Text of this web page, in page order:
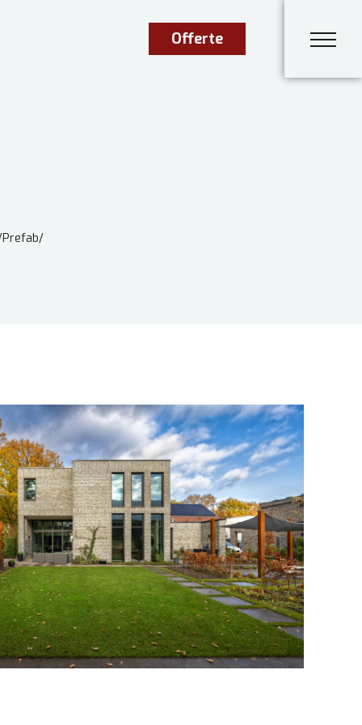
Offerte
Prefab/